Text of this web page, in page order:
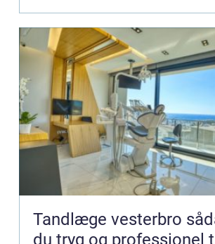
Tandlæge vesterbro sådan finder
du tryg og professionel